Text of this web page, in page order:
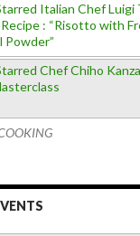
Italian Chef Luigi
: “Risotto with
Powder”
Chef Chiho